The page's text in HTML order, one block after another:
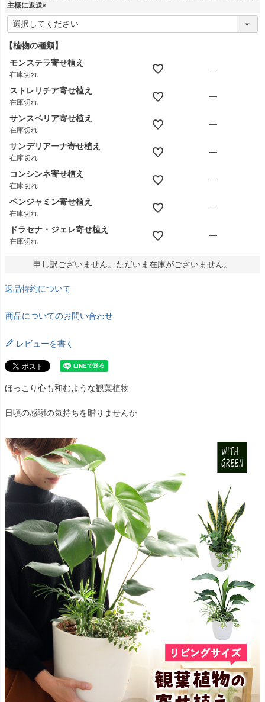
主様に返送
(
必
須
)
【植物の種類】
モンステラ寄せ植え
在庫切れ
—
ストレリチア寄せ植え
在庫切れ
—
サンスベリア寄せ植え
在庫切れ
—
サンデリアーナ寄せ植え
在庫切れ
—
コンシンネ寄せ植え
在庫切れ
—
ベンジャミン寄せ植え
在庫切れ
—
ドラセナ・ジェレ寄せ植え
在庫切れ
—
申し訳ございません。ただいま在庫がございません。
返品特約について
商品についてのお問い合わせ
レビューを書く
ほっこり心も和むような観葉植物
日頃の感謝の気持ちを贈りませんか